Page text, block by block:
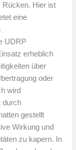
Rücken. Hier ist
eine
UDRP
erheblich
über
oder
wird
durch
gestellt
Wirkung und
zu kapern. In